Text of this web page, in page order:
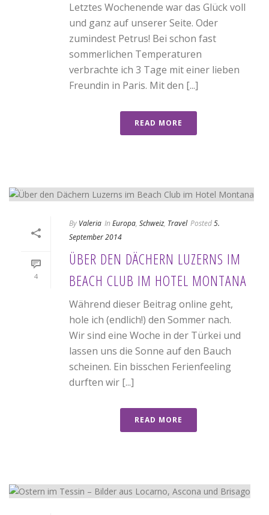
Letztes Wochenende war das Glück voll
und ganz auf unserer Seite. Oder
zumindest Petrus! Bei schon fast
sommerlichen Temperaturen
verbrachte ich 3 Tage mit einer lieben
Freundin in Paris. Mit den [...]
READ MORE
4
By Valeria In Europa, Schweiz, Travel Posted5.
September 2014
ÜBER DEN DÄCHERN LUZERNS IM
BEACH CLUB IM HOTEL MONTANA
Während dieser Beitrag online geht,
hole ich (endlich!) den Sommer nach.
Wir sind eine Woche in der Türkei und
lassen uns die Sonne auf den Bauch
scheinen. Ein bisschen Ferienfeeling
durften wir [...]
READ MORE